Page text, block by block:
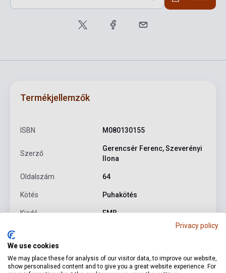
Termékjellemzők
ISBN M080130155
Szerző
Gerencsér Ferenc, Szeverényi
Ilona
Oldalszám 64
Kötés Puhakötés
Kiadó EMB
Formátum
Nyelv -
Privacy policy
We use cookies
We may place these for analysis of our visitor data, to improve our website,
show personalised content and to give you a great website experience. For